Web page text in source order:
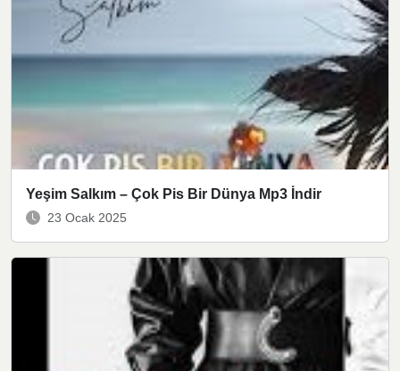
Yeşim Salkım – Çok Pis Bir Dünya Mp3 İndir
23 Ocak 2025